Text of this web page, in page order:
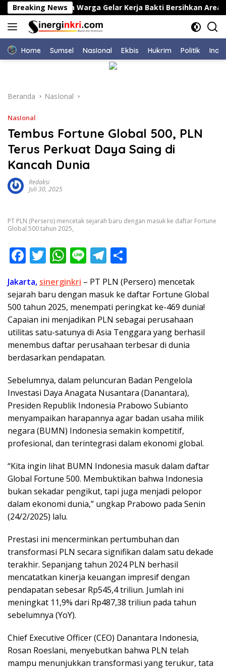
Langsung
ke
konten
Breaking News
Bersama Warga Gelar Kerja Bakti Bersihkan Area
Home Sumsel NasIonal Ekbis Hukrim Politik
Beranda NasIonal
NasIonal
Tembus Fortune Global 500, PLN
Terus Perkuat Daya Saing di
Kancah Dunia
Redaksi
Juli 30, 2025
PT PLN (Persero) mencetak sejarah baru dengan masuk ke daftar Fortune
Global 500 tahun 2025,
F
e
b
o
o
k
T
itt
er
W
at
s
A
p
p
Li
e
T
e
gr
a
m
ar
e
Jakarta, sinerginkri – PT PLN (Persero) mencetak
sejarah baru dengan masuk ke daftar Fortune Global
500 tahun 2025, menempati peringkat ke-469 dunia!
Capaian ini menjadikan PLN sebagai perusahaan
utilitas satu-satunya di Asia Tenggara yang berhasil
menembus daftar perusahaan terbesar di dunia
berdasarkan pendapatan.
Sebelumnya, dalam peluncuran Badan Pengelola
Investasi Daya Anagata Nusantara (Danantara),
Presiden Republik Indonesia Prabowo Subianto
menyampaikan harapannya agar badan usaha milik
negara (BUMN) Indonesia semakin kompetitif,
profesional, dan terintegrasi dalam ekonomi global.
“Kita ingin lihat BUMN Indonesia masuk dalam daftar
Global Fortune 500. Membuktikan bahwa Indonesia
bukan sekadar pengikut, tapi juga menjadi pelopor
dalam ekonomi dunia,” ungkap Prabowo pada Senin
(24/2/2025) lalu.
Prestasi ini mencerminkan pertumbuhan dan
transformasi PLN secara signifikan dalam satu dekade
terakhir. Sepanjang tahun 2024 PLN berhasil
mencatatkan kinerja keuangan impresif dengan
pendapatan sebesar Rp545,4 triliun. Jumlah ini
meningkat 11,9% dari Rp487,38 triliun pada tahun
sebelumnya (YoY).
Chief Executive Officer (CEO) Danantara Indonesia,
Rosan Roeslani, menyebutkan bahwa PLN telah
mampu menunjukkan transformasi yang terukur, tata